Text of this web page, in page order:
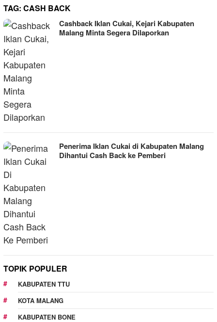
TAG: CASH BACK
Cashback Iklan Cukai, Kejari Kabupaten
Malang Minta Segera Dilaporkan
Penerima Iklan Cukai di Kabupaten Malang
Dihantui Cash Back ke Pemberi
TOPIK POPULER
KABUPATEN TTU
KOTA MALANG
KABUPATEN BONE